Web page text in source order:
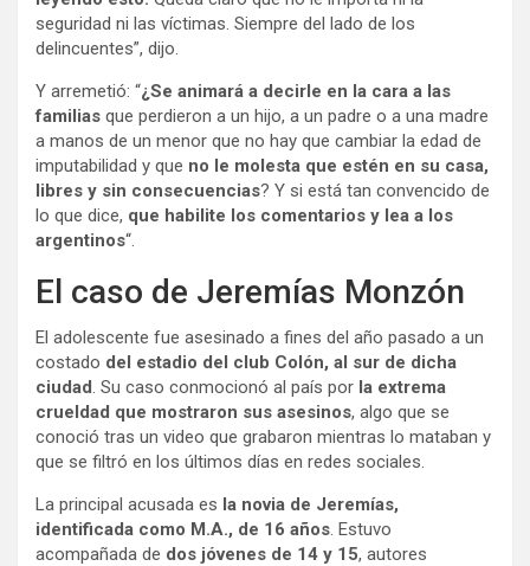
seguridad ni las víctimas. Siempre del lado de los
delincuentes”, dijo.
Y arremetió: “¿Se animará a decirle en la cara a las
familias que perdieron a un hijo, a un padre o a una madre
a manos de un menor que no hay que cambiar la edad de
imputabilidad y que no le molesta que estén en su casa,
libres y sin consecuencias? Y si está tan convencido de
lo que dice, que habilite los comentarios y lea a los
argentinos“.
El caso de Jeremías Monzón
El adolescente fue asesinado a fines del año pasado a un
costado del estadio del club Colón, al sur de dicha
ciudad. Su caso conmocionó al país por la extrema
crueldad que mostraron sus asesinos, algo que se
conoció tras un video que grabaron mientras lo mataban y
que se filtró en los últimos días en redes sociales.
La principal acusada es la novia de Jeremías,
identificada como M.A., de 16 años. Estuvo
acompañada de dos jóvenes de 14 y 15, autores